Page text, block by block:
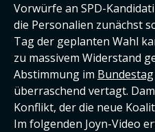
Vorwürfe an SPD-
die Personalien zunächst
Tag der geplanten Wahl
zu massivem Widerstand
Abstimmung im Bundestag
überraschend vertagt.
Konflikt, der die neue
Im folgenden Joyn-Video